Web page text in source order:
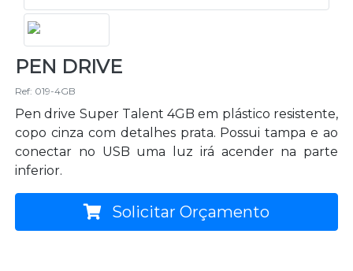
PEN DRIVE
Ref: 019-4GB
Pen drive Super Talent 4GB em plástico resistente,
copo cinza com detalhes prata. Possui tampa e ao
conectar no USB uma luz irá acender na parte
inferior.
Solicitar Orçamento